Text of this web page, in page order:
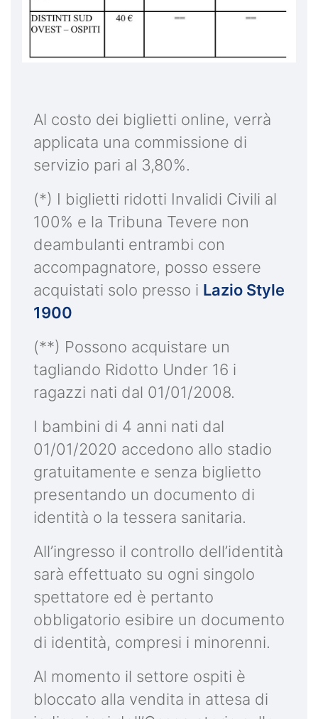
Al costo dei biglietti online, verrà
applicata una commissione di
servizio pari al 3,80%.
(*) I biglietti ridotti Invalidi Civili al
100% e la Tribuna Tevere non
deambulanti entrambi con
accompagnatore, posso essere
acquistati solo presso i Lazio Style
1900
(**) Possono acquistare un
tagliando Ridotto Under 16 i
ragazzi nati dal 01/01/2008.
I bambini di 4 anni nati dal
01/01/2020 accedono allo stadio
gratuitamente e senza biglietto
presentando un documento di
identità o la tessera sanitaria.
All’ingresso il controllo dell’identità
sarà effettuato su ogni singolo
spettatore ed è pertanto
obbligatorio esibire un documento
di identità, compresi i minorenni.
Al momento il settore ospiti è
bloccato alla vendita in attesa di